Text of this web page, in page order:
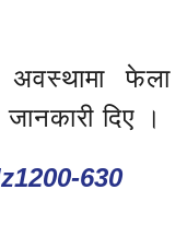
अवस्थामा फेला
दिए ।